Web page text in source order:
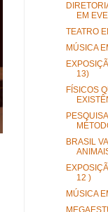
EM
TEATRO
MÚSICA
13)
FÍSICOS
BRASIL
12 )
MÚSICA